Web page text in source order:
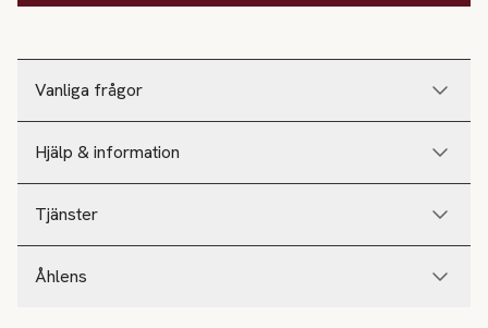
Vanliga frågor
Hjälp & information
Tjänster
Åhlens